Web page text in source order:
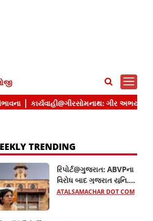
TRENDING
રિપોર્ટ@ગુજરાત: ABVPના
વિરોધ બાદ ગુજરાત યુનિ.ના
10 હોદ્દેદારો સસ્પેન્ડ, જાણો
ATALSAMACHAR DOT COM